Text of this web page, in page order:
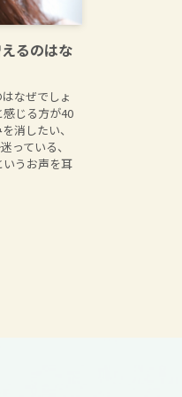
るのはな
なぜでしょ
じる方が40
消したい、
っている、
うお声を耳